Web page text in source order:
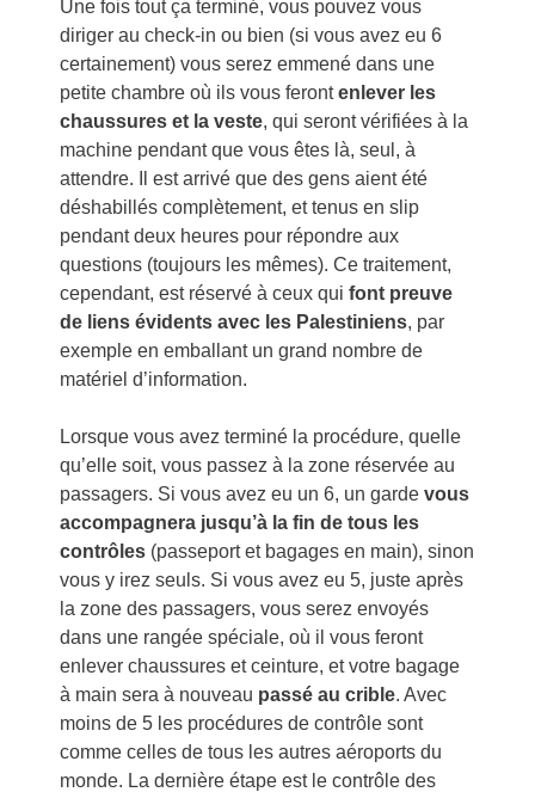
Une fois tout ça terminé, vous pouvez vous
diriger au check-in ou bien (si vous avez eu 6
certainement) vous serez emmené dans une
petite chambre où ils vous ferontenlever les
chaussures et la veste, qui seront vérifiées à la
machine pendant que vous êtes là, seul, à
attendre. Il est arrivé que des gens aient été
déshabillés complètement, et tenus en slip
pendant deux heures pour répondre aux
questions (toujours les mêmes). Ce traitement,
cependant, est réservé à ceux quifont preuve
de liens évidents avec les Palestiniens, par
exemple en emballant un grand nombre de
matériel d’information.
Lorsque vous avez terminé la procédure, quelle
qu’elle soit, vous passez à la zone réservée au
passagers. Si vous avez eu un 6, un gardevous
accompagnera jusqu’à la fin de tous les
contrôles (passeport et bagages en main), sinon
vous y irez seuls. Si vous avez eu 5, juste après
la zone des passagers, vous serez envoyés
dans une rangée spéciale, où il vous feront
enlever chaussures et ceinture, et votre bagage
à main sera à nouveau passé au crible. Avec
moins de 5 les procédures de contrôle sont
comme celles de tous les autres aéroports du
monde. La dernière étape est le contrôle des